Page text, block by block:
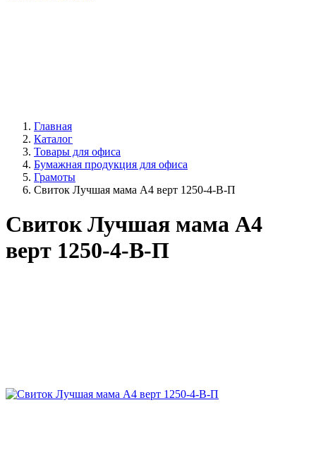
Главная
Каталог
Товары для офиса
Бумажная продукция для офиса
Грамоты
Свиток Лучшая мама А4 верт 1250-4-В-П
Свиток Лучшая мама А4
верт 1250-4-В-П